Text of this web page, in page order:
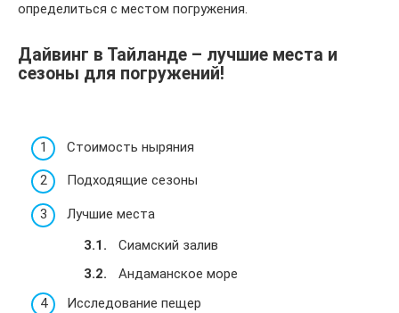
определиться с местом погружения.
Дайвинг в Тайланде – лучшие места и
сезоны для погружений!
Стоимость ныряния
Подходящие сезоны
Лучшие места
Сиамский залив
Андаманское море
Исследование пещер